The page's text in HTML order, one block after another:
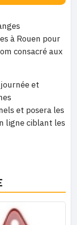
à Rouen pour
consacré aux
et
et posera les
ligne ciblant les